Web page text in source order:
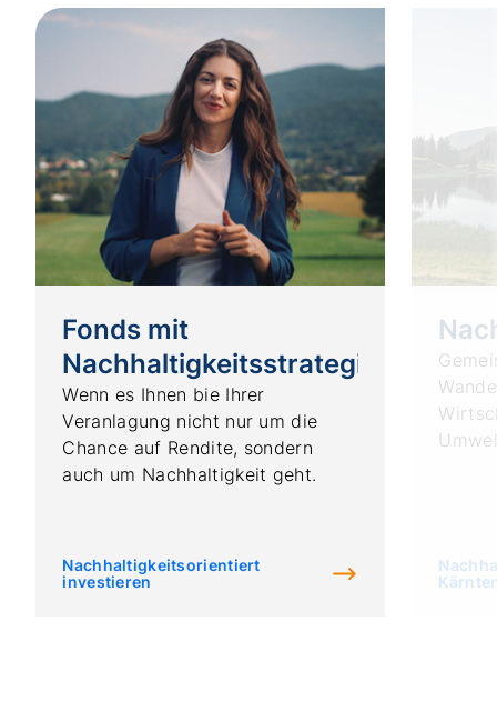
Fonds mit
Nachhaltigkeitsstrategie
Wenn es Ihnen bie Ihrer
Veranlagung nicht nur um die
Chance auf Rendite, sondern
auch um Nachhaltigkeit geht.
Nachhaltigkeitsorientiert
investieren